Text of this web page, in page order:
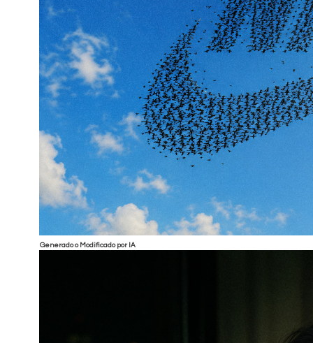
Generado o Modificado por IA